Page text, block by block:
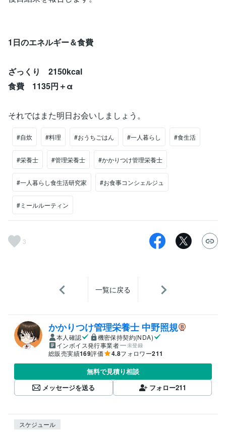
1日のエネルギー＆食費
ざっくり 2150kcal
食費 1135円＋α
それではまた明日お会いしましょう。
#自炊 #料理 #おうちごはん #一人暮らし #食生活
#栄養士 #管理栄養士 #かかりつけ管理栄養士
#一人暮らし食生活研究家 #お食事コンシェルジュ
#ミールルーティン
3
一覧に戻る
かかりつけ管理栄養士 中野照規
本人確認
機密保持契約(NDA)
インボイス発行事業者
未登録
総販売実績169評価 4.8フォロワー211
無料で見積り相談
メッセージを送る
フォロー211
スケジュール